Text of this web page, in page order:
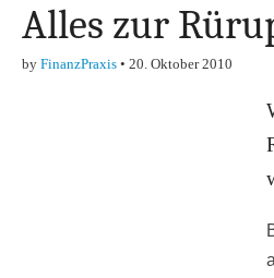
Finanzen,
Marketing-,
&
Alles zur
by FinanzPraxis • 20. Oktober 2010